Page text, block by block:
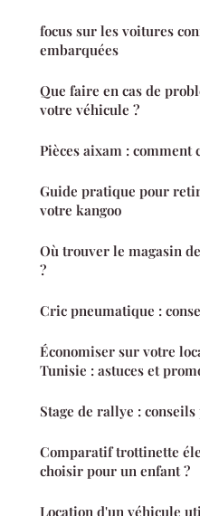
focus sur les voitures
embarquées
Que faire en cas de
votre véhicule ?
Pièces aixam :
Guide pratique pour
votre kangoo
Où trouver le magasin
?
Cric pneumatique :
Économiser sur votre
Tunisie : astuces et
Stage de rallye :
Comparatif trottinette
choisir pour un enfant ?
Location d'un véhicule